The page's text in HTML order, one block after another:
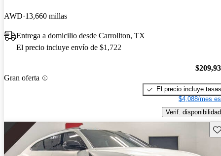
AWD 13,660 millas
Entrega a domicilio desde Carrollton, TX
El precio incluye envío de $1,722
Gran oferta
El precio incluye tasas
$4,088/mes
Verif. disponibilidad